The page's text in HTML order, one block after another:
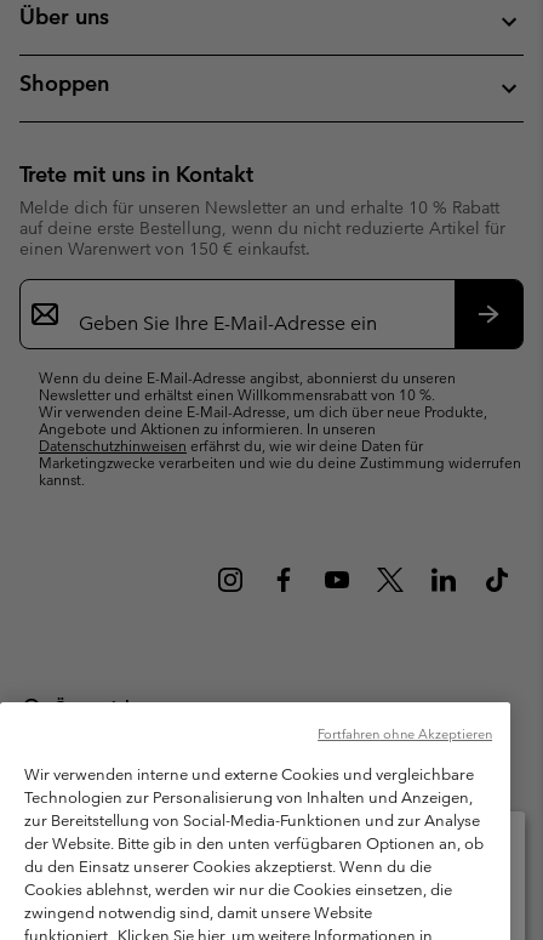
Über uns
Shoppen
Trete mit uns in Kontakt
Melde dich für unseren Newsletter an und erhalte 10 % Rabatt
auf deine erste Bestellung, wenn du nicht reduzierte Artikel für
einen Warenwert von 150 € einkaufst.
Newsletter-
Anmeldung
Wenn du deine E-Mail-Adresse angibst, abonnierst du unseren
Newsletter und erhältst einen Willkommensrabatt von 10 %.
Wir verwenden deine E-Mail-Adresse, um dich über neue Produkte,
Angebote und Aktionen zu informieren. In unseren
Datenschutzhinweisen erfährst du, wie wir deine Daten für
Marketingzwecke verarbeiten und wie du deine Zustimmung widerrufen
kannst.
Österreich
Columbia Sportswear Austria GmbH. Moosfeldstraße 1, 5101
Bergheim, Salzburg Österreich. Alle Rechte vorbehalten.
Nutzungsbedingungen
Allgemeine Verkaufsbedingungen
Garantie
Datenschutzerklärung
Bestimmungen und Bedingungen des Mitglieder Programms
Nutzungsbedingungen Für Nutzergenerierte Inhalte
Wir verwenden interne und externe Cookies und vergleichbare
Technologien zur Personalisierung von Inhalten und Anzeigen,
zur Bereitstellung von Social-Media-Funktionen und zur Analyse
der Website. Bitte gib in den unten verfügbaren Optionen an, ob
du den Einsatz unserer Cookies akzeptierst. Wenn du die
Cookies ablehnst, werden wir nur die Cookies einsetzen, die
zwingend notwendig sind, damit unsere Website
funktioniert. Klicken Sie hier, um weitere Informationen in
Fortfahren ohne Akzeptieren
Bitte wählen Sie Ihr Lieferland und Ihre Sprache
Online-Einkauf verfügbar